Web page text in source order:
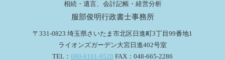
相続・遺言、会計記帳・経営分析
服部俊明行政書士事務所
〒331-0823 埼玉県さいたま市北区日進町3丁目99番地1
ライオンズガーデン大宮日進402号室
TEL： 080-8161-9520 FAX：048-665-2286